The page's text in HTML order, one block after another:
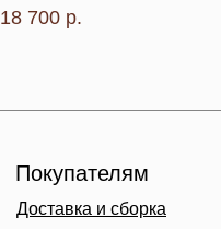
18 700 р.
Покупателям
Доставка и сборка